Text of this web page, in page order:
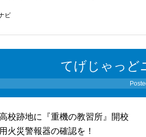
ビ
てげじゃっど
校跡地に『重機の教習所』開校
火災警報器の確認を！